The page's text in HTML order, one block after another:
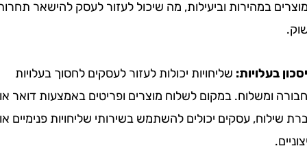
במהירות וביעילות, מה שיכול לעזור לעסק להישאר תחרותי
בעלויות:שליחויות יכולות לעזור לעסקים לחסוך בעלויות
ומשלוח. במקום לשלוח מוצרים ופריטים באמצעות דואר או
עסקים יכולים להשתמש בשירותי שליחויות פנימיים או